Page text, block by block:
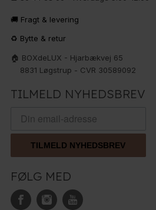
🚚 Fragt & levering
♻️ Bytte & retur
🏠 BOXdeLUX - Hjarbækvej 65
8831 Løgstrup - CVR 30589092
TILMELD NYHEDSBREV
TILMELD NYHEDSBREV
FØLG MED